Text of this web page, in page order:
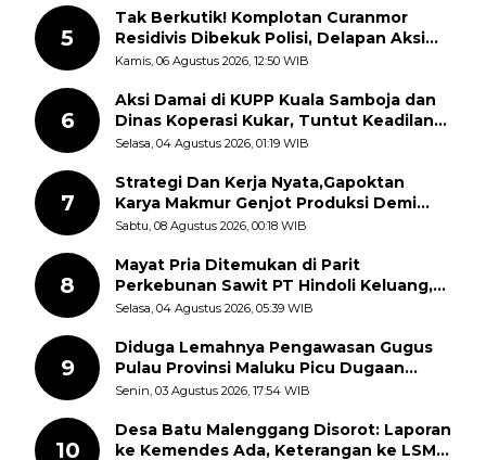
5
Tak Berkutik! Komplotan Curanmor
Residivis Dibekuk Polisi, Delapan Aksi
Curanmor Di Candipuro Terungkap
Kamis, 06 Agustus 2026, 12:50 WIB
6
Aksi Damai di KUPP Kuala Samboja dan
Dinas Koperasi Kukar, Tuntut Keadilan
dan Kesempatan Kerja yang Adil
Selasa, 04 Agustus 2026, 01:19 WIB
7
Strategi Dan Kerja Nyata,Gapoktan
Karya Makmur Genjot Produksi Demi
Swasembada Pangan
Sabtu, 08 Agustus 2026, 00:18 WIB
8
Mayat Pria Ditemukan di Parit
Perkebunan Sawit PT Hindoli Keluang,
Polisi Selidiki Penyebab Kematian
Selasa, 04 Agustus 2026, 05:39 WIB
9
Diduga Lemahnya Pengawasan Gugus
Pulau Provinsi Maluku Picu Dugaan
Pungli terhadap Nelayan Bale-Bale di
Senin, 03 Agustus 2026, 17:54 WIB
10
Desa Batu Malenggang Disorot: Laporan
ke Kemendes Ada, Keterangan ke LSM